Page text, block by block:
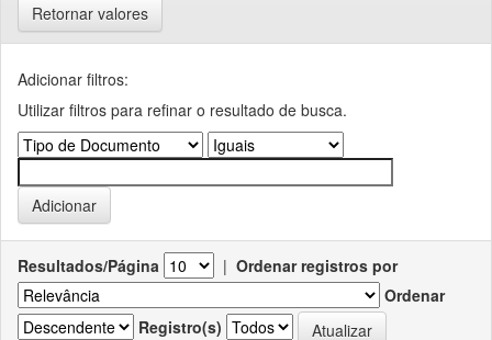
Retornar valores
Adicionar filtros:
Utilizar filtros para refinar o resultado de busca.
Resultados/Página | Ordenar registros por
Ordenar
Registro(s)